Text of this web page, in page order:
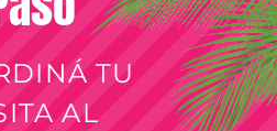
TU
AL